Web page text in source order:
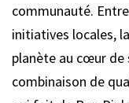
communauté.
initiatives locales,
planète au cœur de
combinaison de